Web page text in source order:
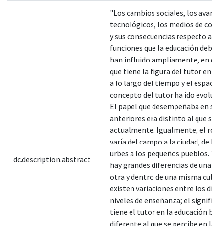
dc.description.abstract
"Los cambios sociales, los
tecnológicos, los medios de
y sus consecuencias respecto a
funciones que la educación
han influido ampliamente, en
que tiene la figura del tutor en
a lo largo del tiempo y el
concepto del tutor ha ido
El papel que desempeñaba en
anteriores era distinto al que se
actualmente. Igualmente, el
varía del campo a la ciudad, de
urbes a los pequeños pueblos.
hay grandes diferencias de una
otra y dentro de una misma
existen variaciones entre los
niveles de enseñanza; el
tiene el tutor en la educación
diferente al que se percibe en la